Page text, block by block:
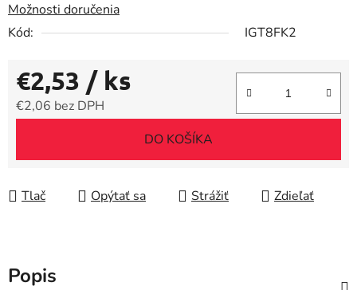
Možnosti doručenia
Kód:
IGT8FK2
€2,53 / ks
€2,06 bez DPH
DO KOŠÍKA
Tlač Opýtať sa Strážiť Zdieľať
Popis